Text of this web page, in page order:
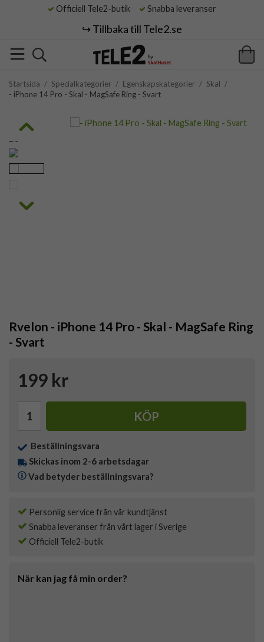
Officiell Tele2-butik Snabba leveranser
↪️ Tillbaka till Tele2.se
Startsida / Specialkategorier / Egenskapskategorier / Skal /
- iPhone 14 Pro - Skal - MagSafe Ring - Svart
Rvelon - iPhone 14 Pro - Skal - MagSafe Ring
- Svart
199 kr
KÖP
Beställningsvara
Skickas inom 2-6 arbetsdagar
Vad betyder beställningsvara?
Personlig service från vår kundtjänst
Snabba leveranser från vårt lager i Sverige
Officiell Tele2-butik
När kan jag få min order?